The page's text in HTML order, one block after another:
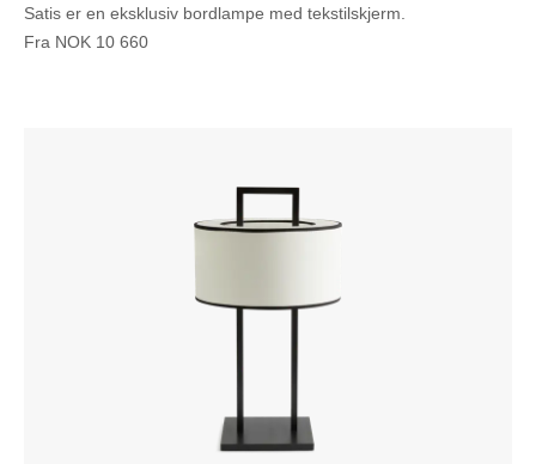
Satis er en eksklusiv bordlampe med tekstilskjerm.
Fra NOK 10 660